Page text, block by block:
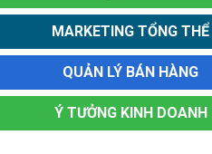
MARKETING TỔNG THỂ
QUẢN LÝ BÁN HÀNG
Ý TƯỞNG KINH DOANH